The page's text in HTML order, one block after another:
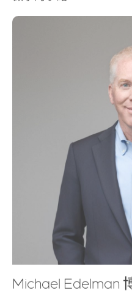
Michael Edelman